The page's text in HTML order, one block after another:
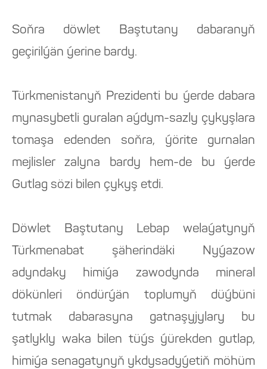
Soňra döwlet Baştutany dabaranyň
geçirilýän ýerine bardy.
Türkmenistanyň Prezidenti bu ýerde dabara
mynasybetli guralan aýdym-sazly çykyşlara
tomaşa edenden soňra, ýörite gurnalan
mejlisler zalyna bardy hem-de bu ýerde
Gutlag sözi bilen çykyş etdi.
Döwlet Baştutany Lebap welaýatynyň
Türkmenabat şäherindäki Nyýazow
adyndaky himiýa zawodynda mineral
dökünleri öndürýän toplumyň düýbüni
tutmak dabarasyna gatnaşyjylary bu
şatlykly waka bilen tüýs ýürekden gutlap,
himiýa senagatynyň ykdysadyýetiň möhüm